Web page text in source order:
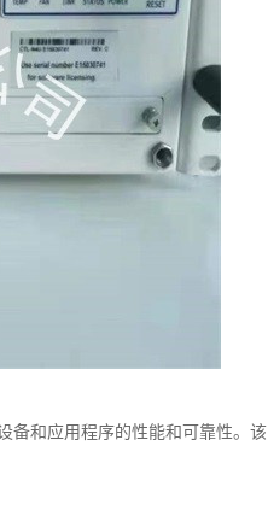
备和应用程序的性能和可靠性。该